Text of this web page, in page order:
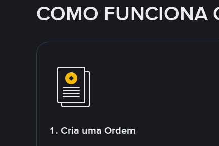
COMO FUNCIONA
1. Cria uma Ordem